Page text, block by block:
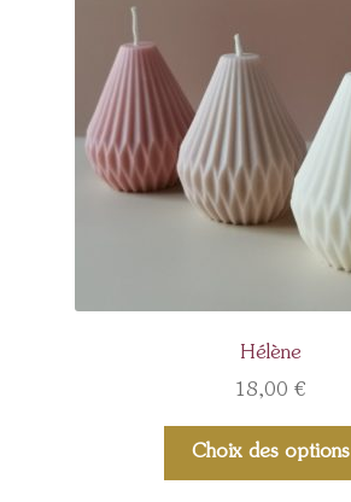
Hélène
18,00 €
Choix des options